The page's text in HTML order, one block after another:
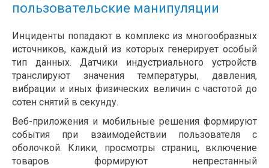
пользовательские манипуляции
Инциденты попадают в комплекс из многообразных
источников, каждый из которых генерирует особый
тип данных. Датчики индустриального устройств
транслируют значения температуры, давления,
вибрации и иных физических величин с частотой до
сотен снятий в секунду.
Веб-приложения и мобильные решения формируют
события при взаимодействии пользователя с
оболочкой. Клики, просмотры страниц, включение
товаров формируют непрестанный